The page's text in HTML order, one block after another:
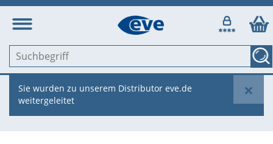
×
Sie wurden zu unserem Distributor eve.de
weitergeleitet